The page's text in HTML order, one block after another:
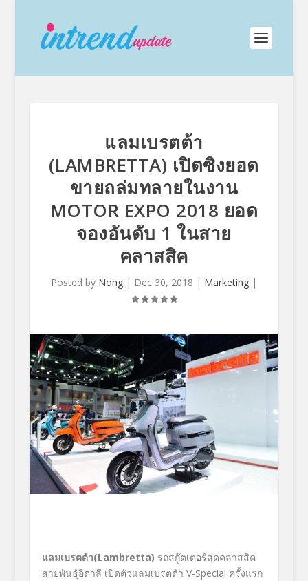
แลมเบรตต้า
(LAMBRETTA) เปิดซิงยอด
ขายถล่มทลายในงาน
MOTOR EXPO 2018 ยอด
จองอันดับ 1 ในสาย
คลาสสิค
Posted by Nong| Dec 30, 2018 | Marketing|
แลมเบรตต้า(Lambretta) รถสกู๊ตเตอร์สุดคลาสสิค
สายพันธุ์อิตาลี เปิดตัวแลมเบรตต้า V-Special ครั้งแรก